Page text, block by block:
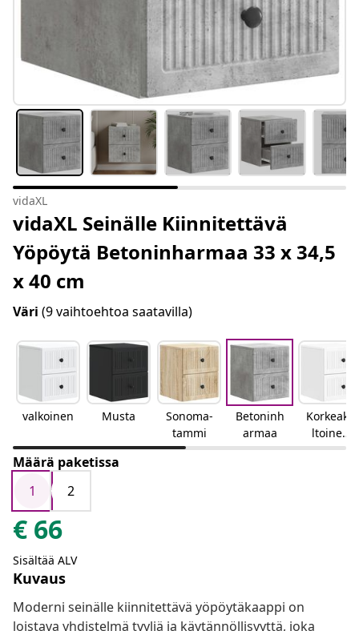
vidaXL
vidaXL Seinälle Kiinnitettävä
Yöpöytä Betoninharmaa 33 x 34,5
x 40 cm
Väri (9 vaihtoehtoa saatavilla)
valkoinen Musta
Sonoma-
tammi
Betoninh
armaa
Korkeakii
ltoinen
valkoinen
Määrä paketissa
1
2
€ 66
Sisältää ALV
Kuvaus
Moderni seinälle kiinnitettävä yöpöytäkaappi on
loistava yhdistelmä tyyliä ja käytännöllisyyttä, joka